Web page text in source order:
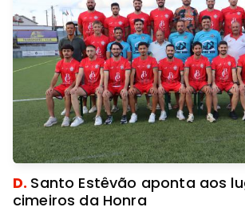
D. Santo Estêvão aponta aos
cimeiros da Honra